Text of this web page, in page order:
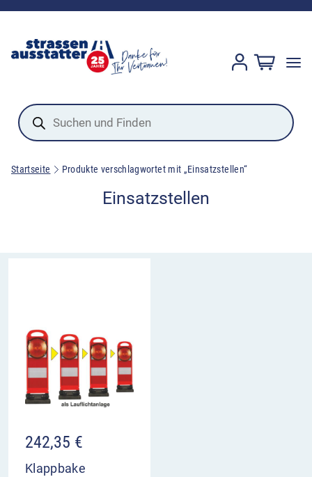
Products
search
Startseite Produkte verschlagwortet mit „Einsatzstellen“
Einsatzstellen
242,35 €
Klappbake